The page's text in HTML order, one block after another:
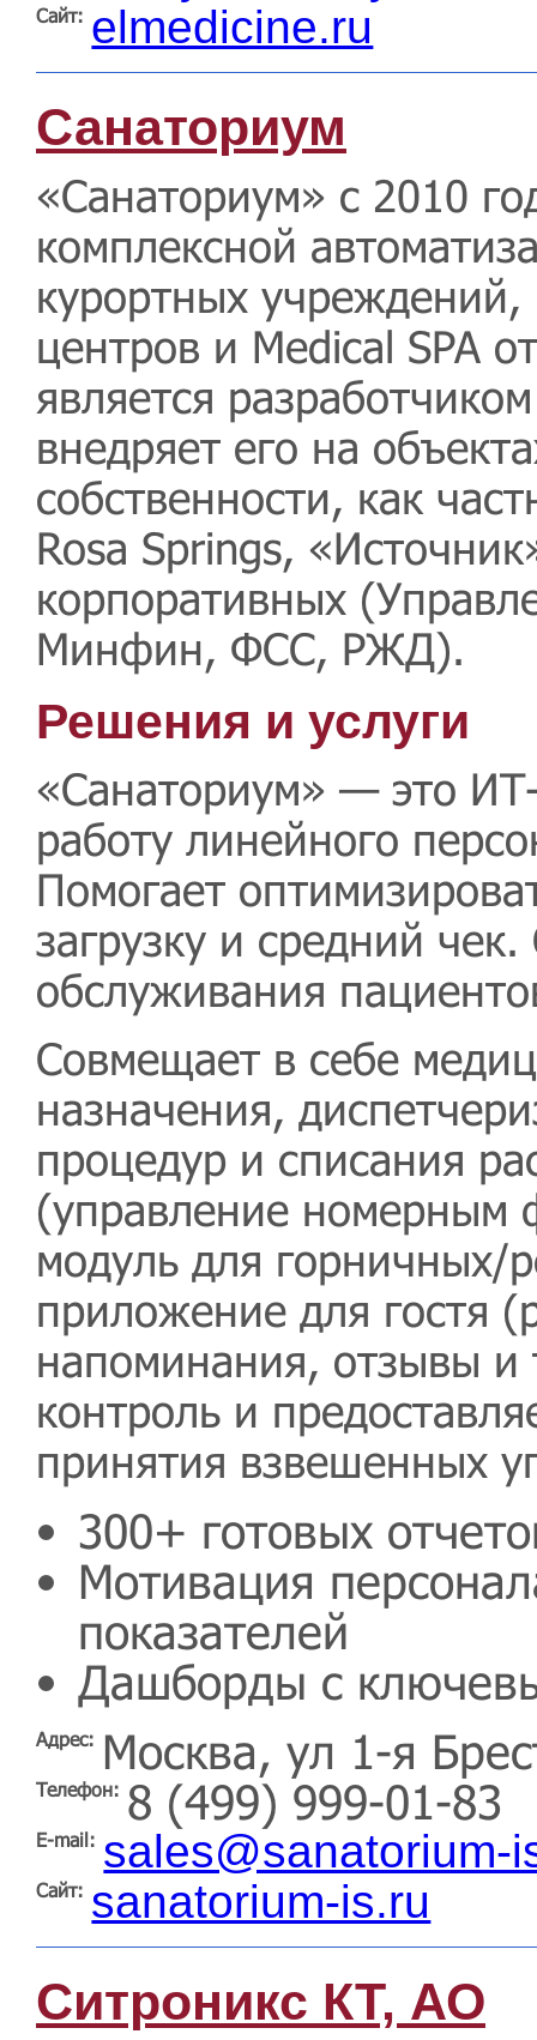
Сайт: elmedicine.ru
Санаториум
«Санаториум» с 2010
комплексной
курортных
центров и Medical SPA
является
внедряет его на
собственности, как
Rosa Springs,
корпоративных
Минфин, ФСС, РЖД).
Решения и услуги
«Санаториум» — это
работу линейного
Помогает
загрузку и средний
обслуживания
Совмещает в себе
назначения,
процедур и списания
(управление
модуль для горничных/
приложение для гостя
напоминания, отзывы
контроль и
принятия взвешенных
300+ готовых
Мотивация
показателей
Дашборды с
Адрес: Москва, ул 1-я
Телефон: 8 (499) 999-01-83
E-mail: sales@sanatorium-
Сайт: sanatorium-is.ru
Ситроникс КТ, АО